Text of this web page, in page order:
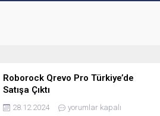
Roborock Qrevo Pro Türkiye’de
Satışa Çıktı
28.12.2024 yorumlar kapalı